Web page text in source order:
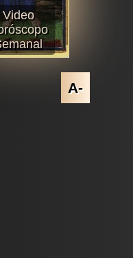
Video
A-